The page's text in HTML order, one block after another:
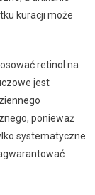
kuracji może
retinol na
jest
ponieważ
systematyczne